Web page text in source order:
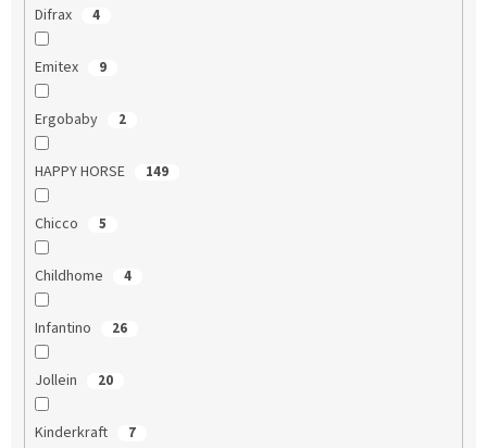
Difrax 4
Emitex 9
Ergobaby 2
HAPPY HORSE 149
Chicco 5
Childhome 4
Infantino 26
Jollein 20
Kinderkraft 7